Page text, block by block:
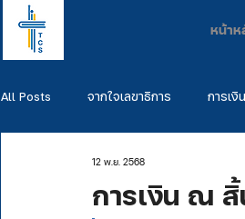
หน้าห
All Posts จากใจเลขาธิการ การเงิน
พันธกิจผู้สำเร็จการศึกษา
การเงิน ณ
12 พ.ย. 2568